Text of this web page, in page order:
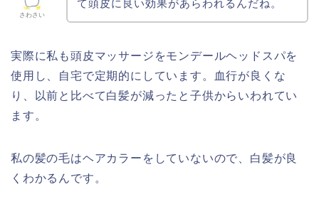
さわさい
て頭皮に良い効果があらわれるんだね。
実際に私も頭皮マッサージをモンデールヘッドスパを
使用し、自宅で定期的にしています。血行が良くな
り、以前と比べて白髪が減ったと子供からいわれてい
ます。
私の髪の毛はヘアカラーをしていないので、白髪が良
くわかるんです。